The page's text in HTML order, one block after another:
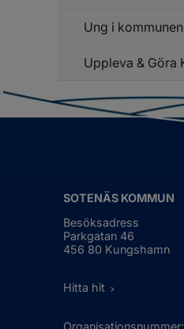
Ung i kommunen
Uppleva & Göra
SOTENÄS KOMMUN
Besöksadress
Parkgatan 46
456 80 Kungshamn
Hitta hit
Organisationsnummer: